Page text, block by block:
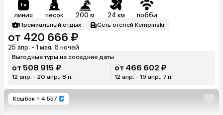
линия песок 200 м 24 км лобби
Премиальный отдых Сеть отелей Kempinski
от 420 666 ₽
25 апр. - 1 мая, 6 ночей
Выгодные туры на соседние даты
от 508 915 ₽
12 апр. - 20 апр., 8 н.
от 466 602 ₽
12 апр. - 19 апр., 7 н.
Кешбэк + 4 557